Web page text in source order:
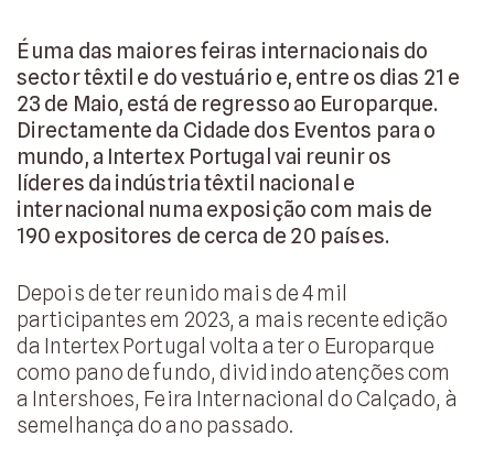
É uma das maiores feiras internacionais do
sector têxtil e do vestuário e, entre os dias 21 e
23 de Maio, está de regresso ao Europarque.
Directamente da Cidade dos Eventos para o
mundo, a Intertex Portugal vai reunir os
líderes da indústria têxtil nacional e
internacional numa exposição com mais de
190 expositores de cerca de 20 países.
Depois de ter reunido mais de 4 mil
participantes em 2023, a mais recente edição
da Intertex Portugal volta a ter o Europarque
como pano de fundo, dividindo atenções com
a Intershoes, Feira Internacional do Calçado, à
semelhança do ano passado.